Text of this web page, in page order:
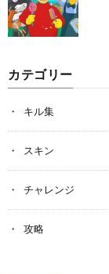
カテゴリー
キル集
スキン
チャレンジ
攻略